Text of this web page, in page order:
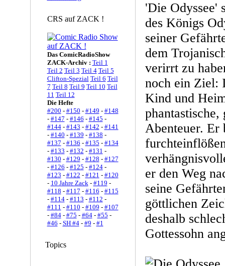
CRS auf ZACK !
Das ComicRadioShow
ZACK-Archiv : Teil 1
Teil 2 Teil 3 Teil 4 Teil 5
Clifton-Spezial Teil 6 Teil
7 Teil 8 Teil 9 Teil 10 Teil
11 Teil 12
Die Hefte
#200 - #150 - #149 - #148
- #147 - #146 - #145 -
#144- #143 - #142 - #141
- #140 - #139 - #138 -
#137 - #136 - #135 - #134
- #133 - #132 - #131 -
#130 - #129 - #128 - #127
- #126 - #125 - #124-
#123 - #122 - #121 - #120
- 10 Jahre Zack- #119 -
#118 - #117 - #116 - #115
- #114- #113 - #112 -
#111 - #110 - #109 - #107
- #84- #75 - #64- #55 -
#46 - SH #4- #9 - #1
Topics
'Die Odyssee'
des Königs
seiner
dem
verirrt zu
noch ein Ziel:
Kind und
Abenteuer. Er
er den Weg
seine
göttlichen
deshalb
Gottessohn